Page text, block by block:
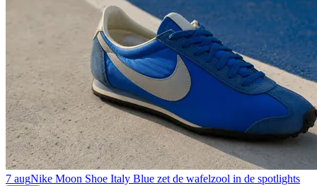
7 augNike Moon Shoe Italy Blue zet de wafelzool in de spotlights